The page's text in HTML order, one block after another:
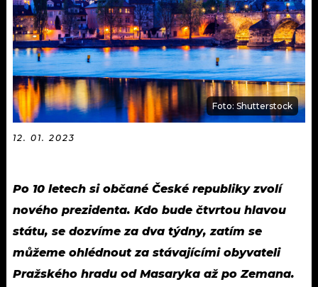
TRENDY
KULTURA
MIX
OSTATNÍ Foto: Shutterstock
12. 01. 2023
Po 10 letech si občané České republiky zvolí
nového prezidenta. Kdo bude čtvrtou hlavou
státu, se dozvíme za dva týdny, zatím se
můžeme ohlédnout za stávajícími obyvateli
Pražského hradu od Masaryka až po Zemana.